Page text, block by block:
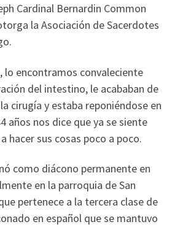
Cardinal Bernardin Common
la Asociación de Sacerdotes
lo encontramos convaleciente
del intestino, le acababan de
cirugía y estaba reponiéndose en
años nos dice que ya se siente
hacer sus cosas poco a poco.
como diácono permanente en
en la parroquia de San
pertenece a la tercera clase de
en español que se mantuvo